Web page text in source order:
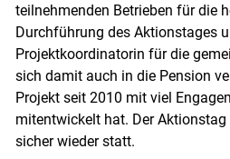
teilnehmenden Betrieben für die
Durchführung des Aktionstages
Projektkoordinatorin für die
sich damit auch in die Pension
Projekt seit 2010 mit viel
mitentwickelt hat. Der
sicher wieder statt.